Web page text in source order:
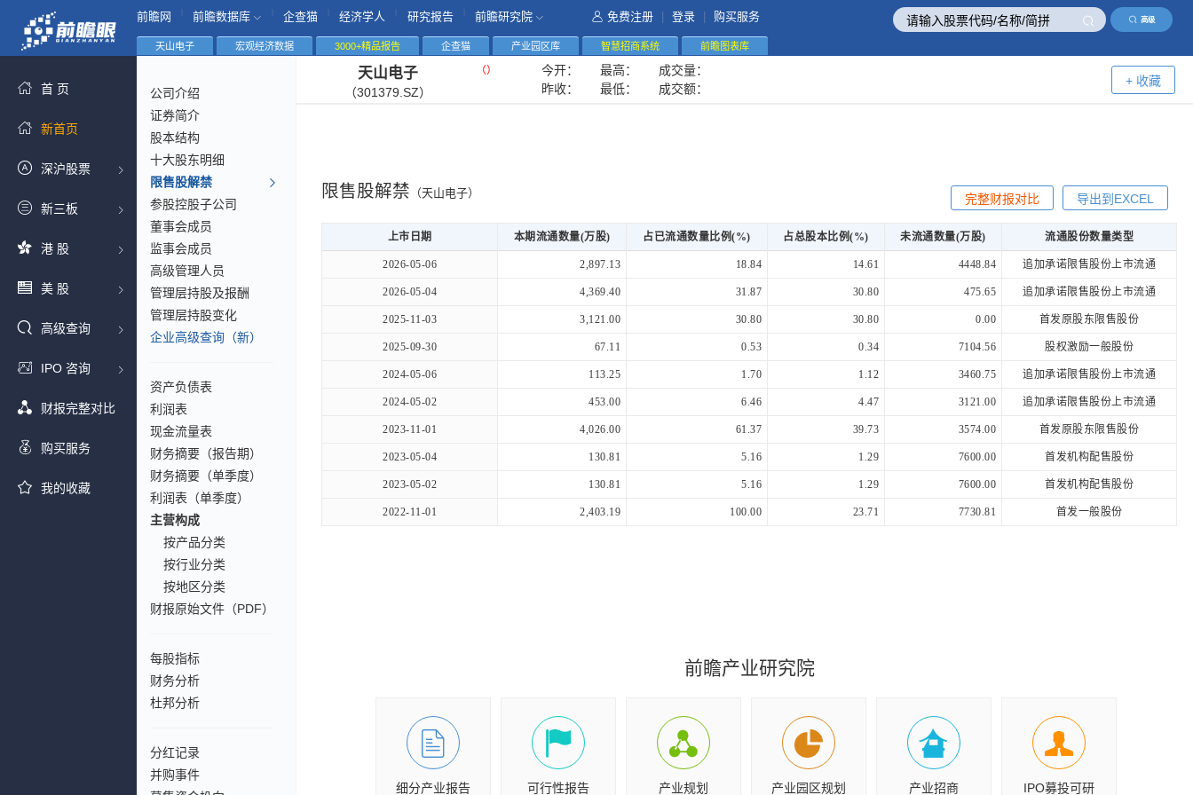
高级
前瞻网 前瞻数据库 企查猫 经济学人 研究报告 前瞻研究院 免费注册 登录 购买服务
首 页
新首页
深沪股票
新三板
港 股
美 股
高级查询
IPO 咨询
财报完整对比
购买服务
我的收藏
天山电子 宏观经济数据 3000+精品报告 企查猫 产业园区库 智慧招商系统 前瞻图表库
公司介绍
证券简介
股本结构
十大股东明细
限售股解禁
参股控股子公司
董事会成员
监事会成员
高级管理人员
管理层持股及报酬
管理层持股变化
企业高级查询（新）
资产负债表
利润表
现金流量表
财务摘要（报告期）
财务摘要（单季度）
利润表（单季度）
主营构成
按产品分类
按行业分类
按地区分类
财报原始文件（PDF）
每股指标
财务分析
杜邦分析
分红记录
并购事件
天山电子
（301379.SZ）
（） 今开： 最高：
成交量：
昨收：
最低： 成交额：
+ 收藏
限售股解禁 （天山电子） 导出到EXCEL
完整财报对比
上市日期 本期流通数量(万股) 占已流通数量比例(%) 占总股本比例(%) 未流通数量(万股) 流通股份数量类型
2026-05-06 2,897.13 18.84 14.61 4448.84 追加承诺限售股份上市流通
2026-05-04 4,369.40 31.87 30.80 475.65 追加承诺限售股份上市流通
2025-11-03 3,121.00 30.80 30.80 0.00 首发原股东限售股份
2025-09-30 67.11 0.53 0.34 7104.56 股权激励一般股份
2024-05-06 113.25 1.70 1.12 3460.75 追加承诺限售股份上市流通
2024-05-02 453.00 6.46 4.47 3121.00 追加承诺限售股份上市流通
2023-11-01 4,026.00 61.37 39.73 3574.00 首发原股东限售股份
2023-05-04 130.81 5.16 1.29 7600.00 首发机构配售股份
2023-05-02 130.81 5.16 1.29 7600.00 首发机构配售股份
2022-11-01 2,403.19 100.00 23.71 7730.81 首发一般股份
前瞻产业研究院
细分产业报告 可行性报告 产业规划 产业园区规划 产业招商 IPO募投可研